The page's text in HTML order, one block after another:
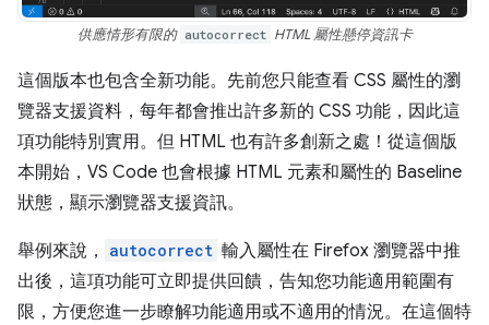
供應情形有限的 autocorrect HTML 屬性懸停資訊卡
這個版本也包含全新功能。先前您只能查看 CSS 屬性的瀏
覽器支援資料，每年都會推出許多新的 CSS 功能，因此這
項功能特別實用。但 HTML 也有許多創新之處！從這個版
本開始，VS Code 也會根據 HTML 元素和屬性的 Baseline
狀態，顯示瀏覽器支援資訊。
舉例來說， autocorrect 輸入屬性在 Firefox 瀏覽器中推
出後，這項功能可立即提供回饋，告知您功能適用範圍有
限，方便您進一步瞭解功能適用或不適用的情況。在這個特